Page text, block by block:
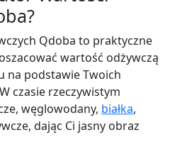
Qdoba to praktyczne
wartość odżywczą
na podstawie Twoich
czasie rzeczywistym
węglowodany, białka,
dając Ci jasny obraz